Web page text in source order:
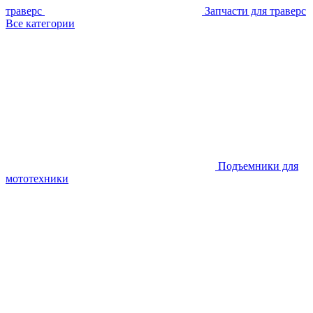
траверс
Запчасти для траверс
Все категории
Подъемники для
мототехники